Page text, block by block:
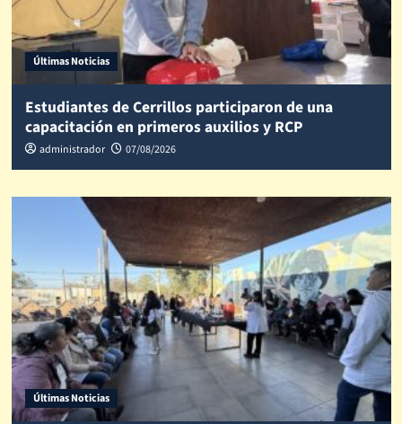
Últimas Noticias
Estudiantes de Cerrillos participaron de una
capacitación en primeros auxilios y RCP
administrador 07/08/2026
Últimas Noticias